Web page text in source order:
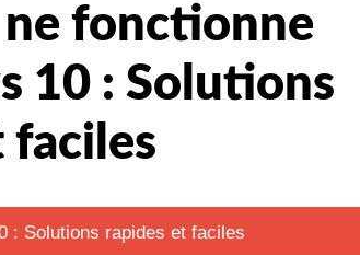
ne fonctionne
10 : Solutions
faciles